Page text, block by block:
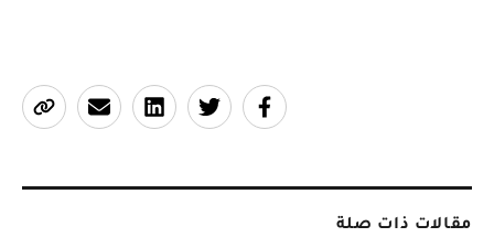
مقالات ذات صلة